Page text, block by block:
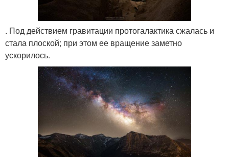
. Под действием гравитации протогалактика сжалась и
стала плоской; при этом ее вращение заметно
ускорилось.